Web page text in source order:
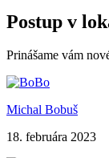
Postup v
Prinášame vám
Michal Bobuš
18. februára 2023